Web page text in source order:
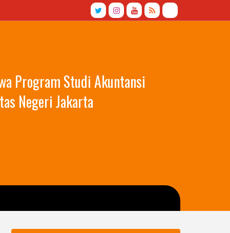
Program Studi Akuntansi
Negeri Jakarta